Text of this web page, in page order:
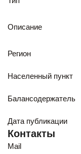
Реализация
ул. Рабочая, 22
тел.: + 7 (3952) 792-
Режим работы
Описание
Регион
Населенный пункт
Балансодержатель
Дата публикации
Контакты
Mail